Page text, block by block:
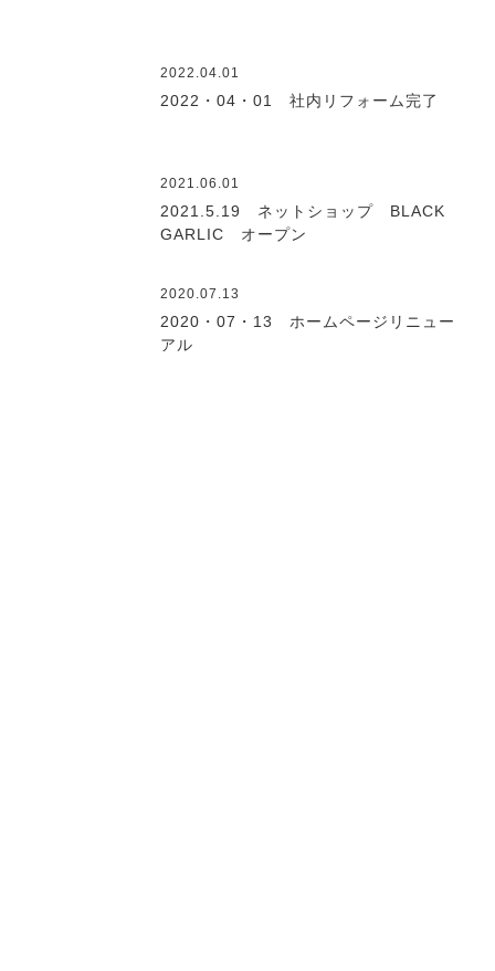
2022.04.01
2022・04・01 社内リフォーム完了
2021.06.01
2021.5.19 ネットショップ BLACK
GARLIC オープン
2020.07.13
2020・07・13 ホームページリニュー
アル